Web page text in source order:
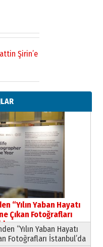
Şirin’e
Şirin’e
“Yılın Yaban Hayatı
Çıkan Fotoğrafları
“Yılın Yaban Hayatı
Fotoğrafları İstanbul’da